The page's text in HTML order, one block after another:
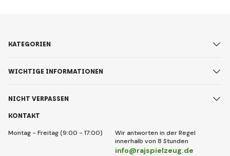
KONTAKT
Montag - Freitag (9:00 - 17:00)
Wir antworten in der Regel
innerhalb von 8 Stunden
info@rajspielzeug.de
KATEGORIEN
WICHTIGE INFORMATIONEN
NICHT VERPASSEN